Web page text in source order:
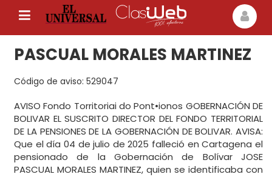
PASCUAL MORALES MARTINEZ
Código de aviso: 529047
AVISO Fondo Torritoriai do Pont•ionos GOBERNACIÓN DE
BOLIVAR EL SUSCRITO DIRECTOR DEL FONDO TERRITORIAL
DE LA PENSIONES DE LA GOBERNACIÓN DE BOLIVAR. AVISA:
Que el día 04 de julio de 2025 falleció en Cartagena el
pensionado de la Gobernación de Bolívar JOSE
PASCUAL MORALES MARTINEZ, quien se identificaba con